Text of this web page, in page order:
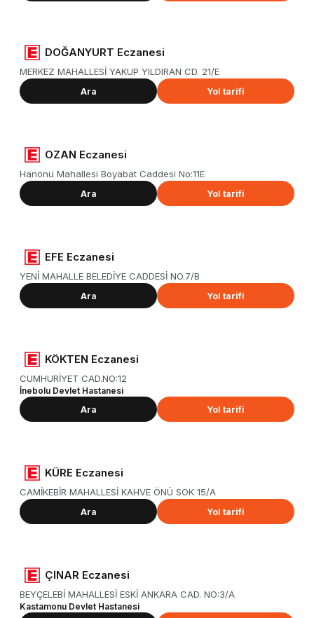
DOĞANYURT Eczanesi
MERKEZ MAHALLESİ YAKUP YILDIRAN CD. 21/E
Ara Yol tarifi
OZAN Eczanesi
Hanönü Mahallesi Boyabat Caddesi No:11E
Ara Yol tarifi
EFE Eczanesi
YENİ MAHALLE BELEDİYE CADDESİ NO.7/B
Ara Yol tarifi
KÖKTEN Eczanesi
CUMHURİYET CAD.NO:12
İnebolu Devlet Hastanesi
Ara
Yol tarifi
KÜRE Eczanesi
CAMİKEBİR MAHALLESİ KAHVE ÖNÜ SOK 15/A
Ara Yol tarifi
ÇINAR Eczanesi
BEYÇELEBİ MAHALLESİ ESKİ ANKARA CAD. NO:3/A
Kastamonu Devlet Hastanesi